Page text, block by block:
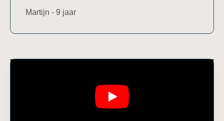
Martijn - 9 jaar